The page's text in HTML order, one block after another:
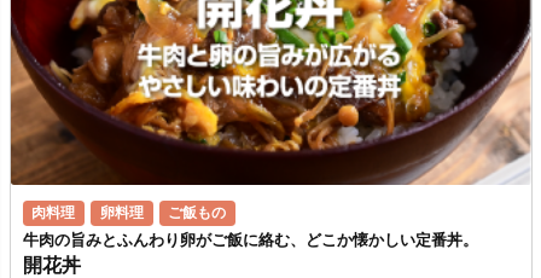
肉料理 卵料理 ご飯もの
牛肉の旨みとふんわり卵がご飯に絡む、どこか懐かしい定番丼。
開花丼